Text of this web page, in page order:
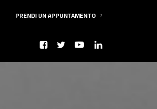
PRENDI UN APPUNTAMENTO